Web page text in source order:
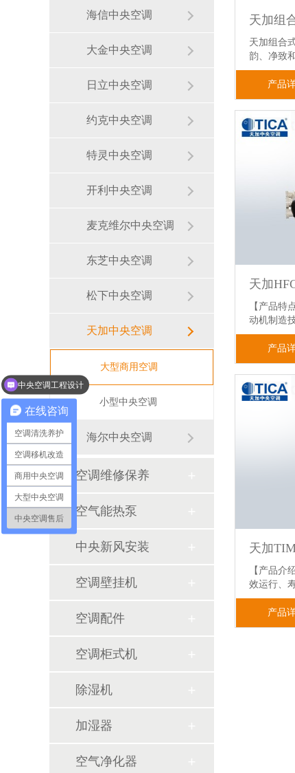
海信中央空调
大金中央空调
日立中央空调
约克中央空调
特灵中央空调
开利中央空调
麦克维尔中央空调
东芝中央空调
松下中央空调
天加中央空调
大型商用空调
小型中央空调
海尔中央空调
空调维修保养
空气能热泵
中央新风安装
空调壁挂机
空调配件
空调柜式机
除湿机
加湿器
空气净化器
天加组合
韵、净致
产品
天加
【产品特
动机制造
产品
天加
【产品介
效运行、
产品
在线咨询
空调清洗养护
空调移机改造
商用中央空调
大型中央空调
中央空调售后
中央空调工程设计